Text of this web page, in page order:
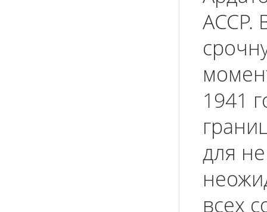
АССР.
1941
для
всех